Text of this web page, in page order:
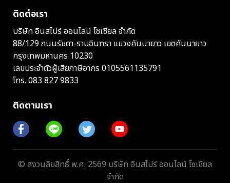
ติดต่อเรา
บริษัท อินสไปร์ ออนไลน์ โซเชียล จำกัด
88/129 ถนนรัชดา-รามอินทรา แขวงคันนายาว เขตคันนายาว
กรุงเทพมหานคร 10230
เลขประจำตัวผู้เสียภาษีอากร 0105561135791
โทร. 083 827 9833
ติดตามเรา
© สงวนลิขสิทธิ์ พ.ศ. 2569 บริษัท อินสไปร์ ออนไลน์ โซเชียล
จำกัด